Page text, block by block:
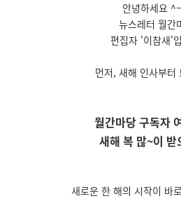
안녕하세요 ^
뉴스레터 월간
편집자 '이참새'
먼저, 새해 인사부터
월간마당 구독자
새해 복 많~이 받
새로운 한 해의 시작이 바